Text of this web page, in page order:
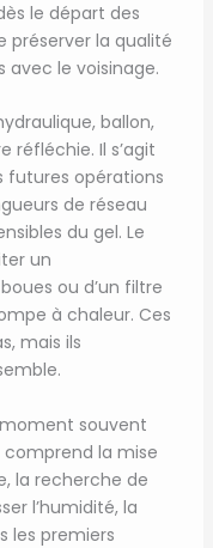
le départ des
la qualité
avec le voisinage.
ballon,
réfléchie. Il s’agit
futures opérations
de réseau
du gel. Le
un
ou d’un filtre
à chaleur. Ces
mais ils
souvent
comprend la mise
la recherche de
l’humidité, la
les premiers